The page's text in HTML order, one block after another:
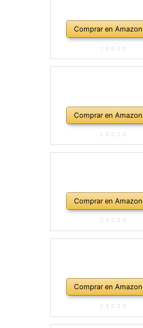
Comprar en Amazon
Comprar en Amazon
Comprar en Amazon
Comprar en Amazon